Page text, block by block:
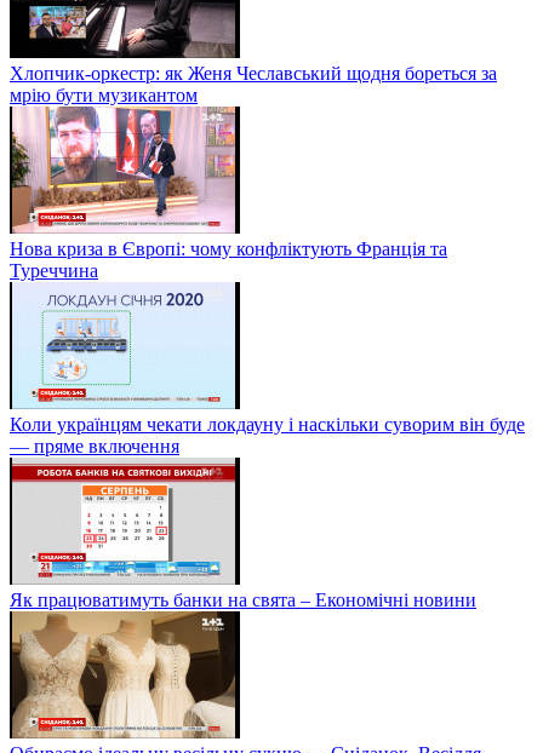
Хлопчик-оркестр: як Женя Чеславський щодня бореться за
мрію бути музикантом
Нова криза в Європі: чому конфліктують Франція та
Туреччина
Коли українцям чекати локдауну і наскільки суворим він буде
— пряме включення
Як працюватимуть банки на свята – Економічні новини